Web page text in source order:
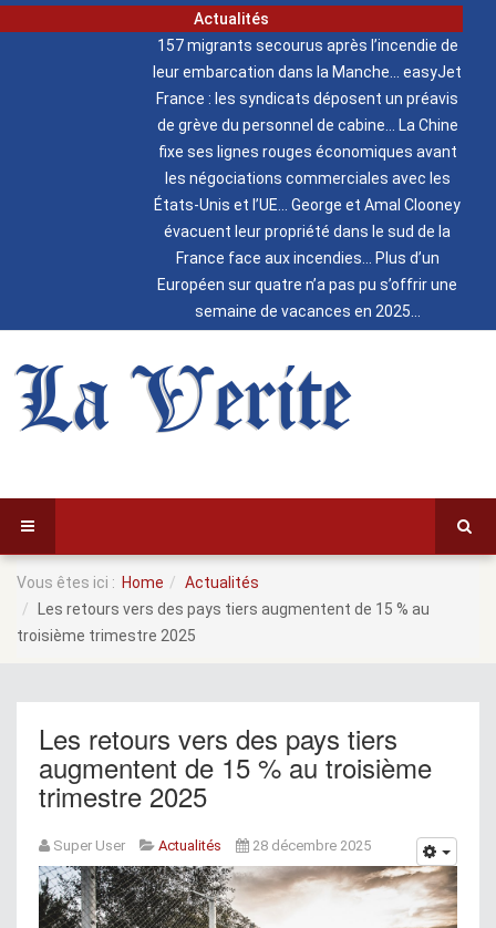
Actualités
157 migrants secourus après l’incendie de
leur embarcation dans la Manche
easyJet
France : les syndicats déposent un préavis
de grève du personnel de cabine
La Chine
fixe ses lignes rouges économiques avant
les négociations commerciales avec les
États-Unis et l’UE
George et Amal Clooney
évacuent leur propriété dans le sud de la
France face aux incendies
Plus d’un
Européen sur quatre n’a pas pu s’offrir une
semaine de vacances en 2025
La Verite
Vous êtes ici : Home
Actualités
Les retours vers des pays tiers augmentent de 15 % au
troisième trimestre 2025
Les retours vers des pays tiers
augmentent de 15 % au troisième
trimestre 2025
Super User Actualités 28 décembre 2025